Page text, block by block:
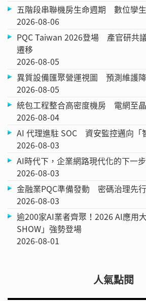
五階段串聯機房生命週期 數位孿
2026-08-06
PQC Taiwan 2026登場 產官研共
遷移
2026-08-05
異質設備匯聚營運視圖 預測維護
2026-08-05
統包工程整合高密度機房 電網至
2026-08-04
AI 代理進駐 SOC 資安監控邁向「
2026-08-03
AI時代下，企業網路現代化的下一步
2026-08-03
金融業PQC準備發動 密碼治理先
2026-08-03
逾200家AI業者齊聚！2026 AI應用
SHOW」強勢登場
2026-08-01
人氣點閱